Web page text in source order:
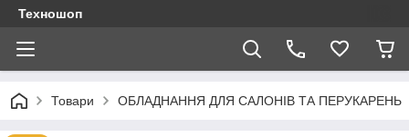
Техношоп
Товари ОБЛАДНАННЯ ДЛЯ САЛОНІВ ТА ПЕРУКАРЕНЬ